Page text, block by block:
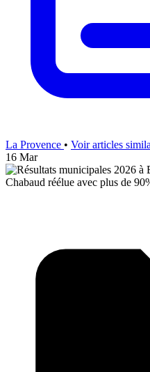
La Provence • Voir articles
16 Mar